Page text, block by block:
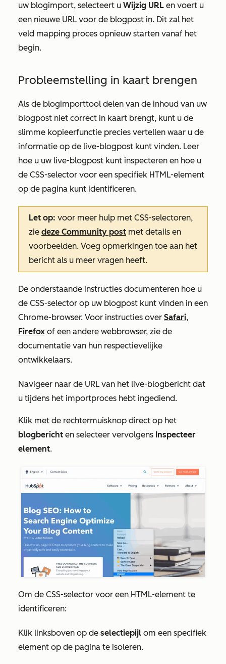
uw blogimport, selecteert u Wijzig URL en voert u
een nieuwe URL voor de blogpost in. Dit zal het
veld mapping proces opnieuw starten vanaf het
begin.
Probleemstelling in kaart brengen
Als de blogimporttool delen van de inhoud van uw
blogpost niet correct in kaart brengt, kunt u de
slimme kopieerfunctie precies vertellen waar u de
informatie op de live-blogpost kunt vinden. Leer
hoe u uw live-blogpost kunt inspecteren en hoe u
de CSS-selector voor een specifiek HTML-element
op de pagina kunt identificeren.
Let op: voor meer hulp met CSS-selectoren,
zie deze Community post met details en
voorbeelden. Voeg opmerkingen toe aan het
bericht als u meer vragen heeft.
De onderstaande instructies documenteren hoe u
de CSS-selector op uw blogpost kunt vinden in een
Chrome-browser. Voor instructies over Safari,
Firefox of een andere webbrowser, zie de
documentatie van hun respectievelijke
ontwikkelaars.
Navigeer naar de URL van het live-blogbericht dat
u tijdens het importproces hebt ingediend.
Klik met de rechtermuisknop direct op het
blogbericht en selecteer vervolgens Inspecteer
element.
Om de CSS-selector voor een HTML-element te
identificeren:
Klik linksboven op de selectiepijl om een specifiek
element op de pagina te isoleren.